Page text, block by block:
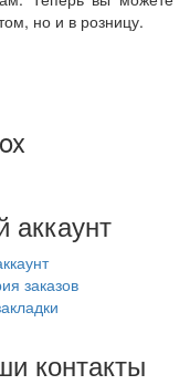
но и в розницу.
аккаунт
заказов
контакты